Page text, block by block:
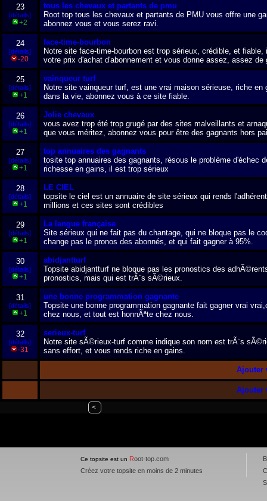
23
[détails]
+2
tous les chevaux et partants de pmu
Root top tous les chevaux et partants de PMU vous offre une
abonnez vous et vous serez ravi.
24
[détails]
-20
face-time-bourbon
Notre site face-time-bourbon est trop sérieux, crédible, et
votre prix d'achat d'abonnement et vous donne assez, assez de
25
[détails]
+1
vainqueur turf
Notre site vainqueur turf, est une vrai maison sérieuse, riche
dans la vie, abonnez vous à ce site fiable.
26
[détails]
+1
Jolie chevaux
vous avez trop été trop grugé par des sites malveillants et
que vous méritez, abonnez vous pour être des gagnants hors
27
[détails]
+1
top annuaires des gagnants
tosite top annuaires des gagnants, résous le problème d'échec
richesse en gains, il est trop sérieux
28
[détails]
+1
LE CIEL
topsite le ciel est un annuaire de site sérieux qui rends
millions et ces sites sont crédibles
29
[détails]
+1
La langue française
Site sérieux qui ne fait pas du chantage, qui ne bloque pas le
change pas le pronos des abonnés, et qui fait gagner à 95%.
30
[détails]
+1
abidjantturf
Topsite abidjantturf ne bloque pas les pronostics des
pronostics, mais qui est trÃ¨s sÃ©rieux.
31
[détails]
+1
une bonne programmation gagnante
Topsite une bonne programmation gagnante fait gagner vrai
chez nous, et tout est honnÃªte chez nous.
32
[détails]
-31
serieux-turf
Notre site sÃ©rieux-turf comme indique son nom est trÃ¨s
sans effort, et vous rends riche en gains.
Ajouter
Ajouter
<
Ce topsite est un Root-top.com
Créez votre topsite en moins de 2 minutes